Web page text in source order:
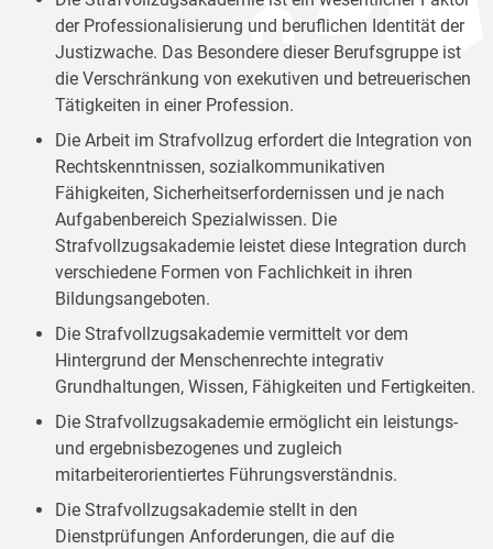
der Professionalisierung und beruflichen Identität der
Justizwache. Das Besondere dieser Berufsgruppe ist
die Verschränkung von exekutiven und betreuerischen
Tätigkeiten in einer Profession.
Die Arbeit im Strafvollzug erfordert die Integration von
Rechtskenntnissen, sozialkommunikativen
Fähigkeiten, Sicherheitserfordernissen und je nach
Aufgabenbereich Spezialwissen. Die
Strafvollzugsakademie leistet diese Integration durch
verschiedene Formen von Fachlichkeit in ihren
Bildungsangeboten.
Die Strafvollzugsakademie vermittelt vor dem
Hintergrund der Menschenrechte integrativ
Grundhaltungen, Wissen, Fähigkeiten und Fertigkeiten.
Die Strafvollzugsakademie ermöglicht ein leistungs-
und ergebnisbezogenes und zugleich
mitarbeiterorientiertes Führungsverständnis.
Die Strafvollzugsakademie stellt in den
Dienstprüfungen Anforderungen, die auf die